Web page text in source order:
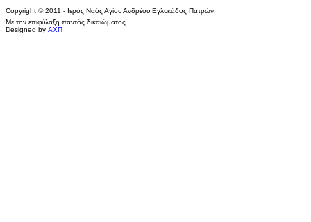
Copyright ©2011 - Ιερός Ναός Αγίου Ανδρέου Εγλυκάδος Πατρών.
Με την επιφύλαξη παντός δικαιώματος.
Designed by ΑΧΠ